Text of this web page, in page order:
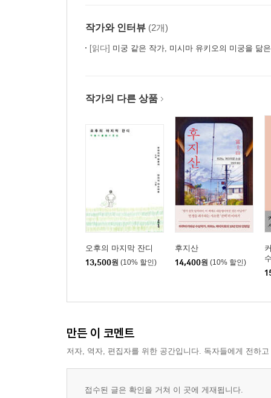
작가와 인터뷰 (2개)
[읽다] 미궁 같은 작가, 미시마 유키오의 미궁을 닮
작가의 다른 상품
오후의 마지막 잔디
13,500원 (10% 할인)
후지산
14,400원 (10% 할인)
만든 이 코멘트
저자, 역자, 편집자를 위한 공간입니다. 독자들에게 전하
접수된 글은 확인을 거쳐 이 곳에 게재됩니다.